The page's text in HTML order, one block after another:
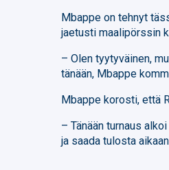
Mbappe on tehnyt
jaetusti maalipörssin
– Olen tyytyväinen,
tänään, Mbappe
Mbappe korosti, että
– Tänään turnaus
ja saada tulosta